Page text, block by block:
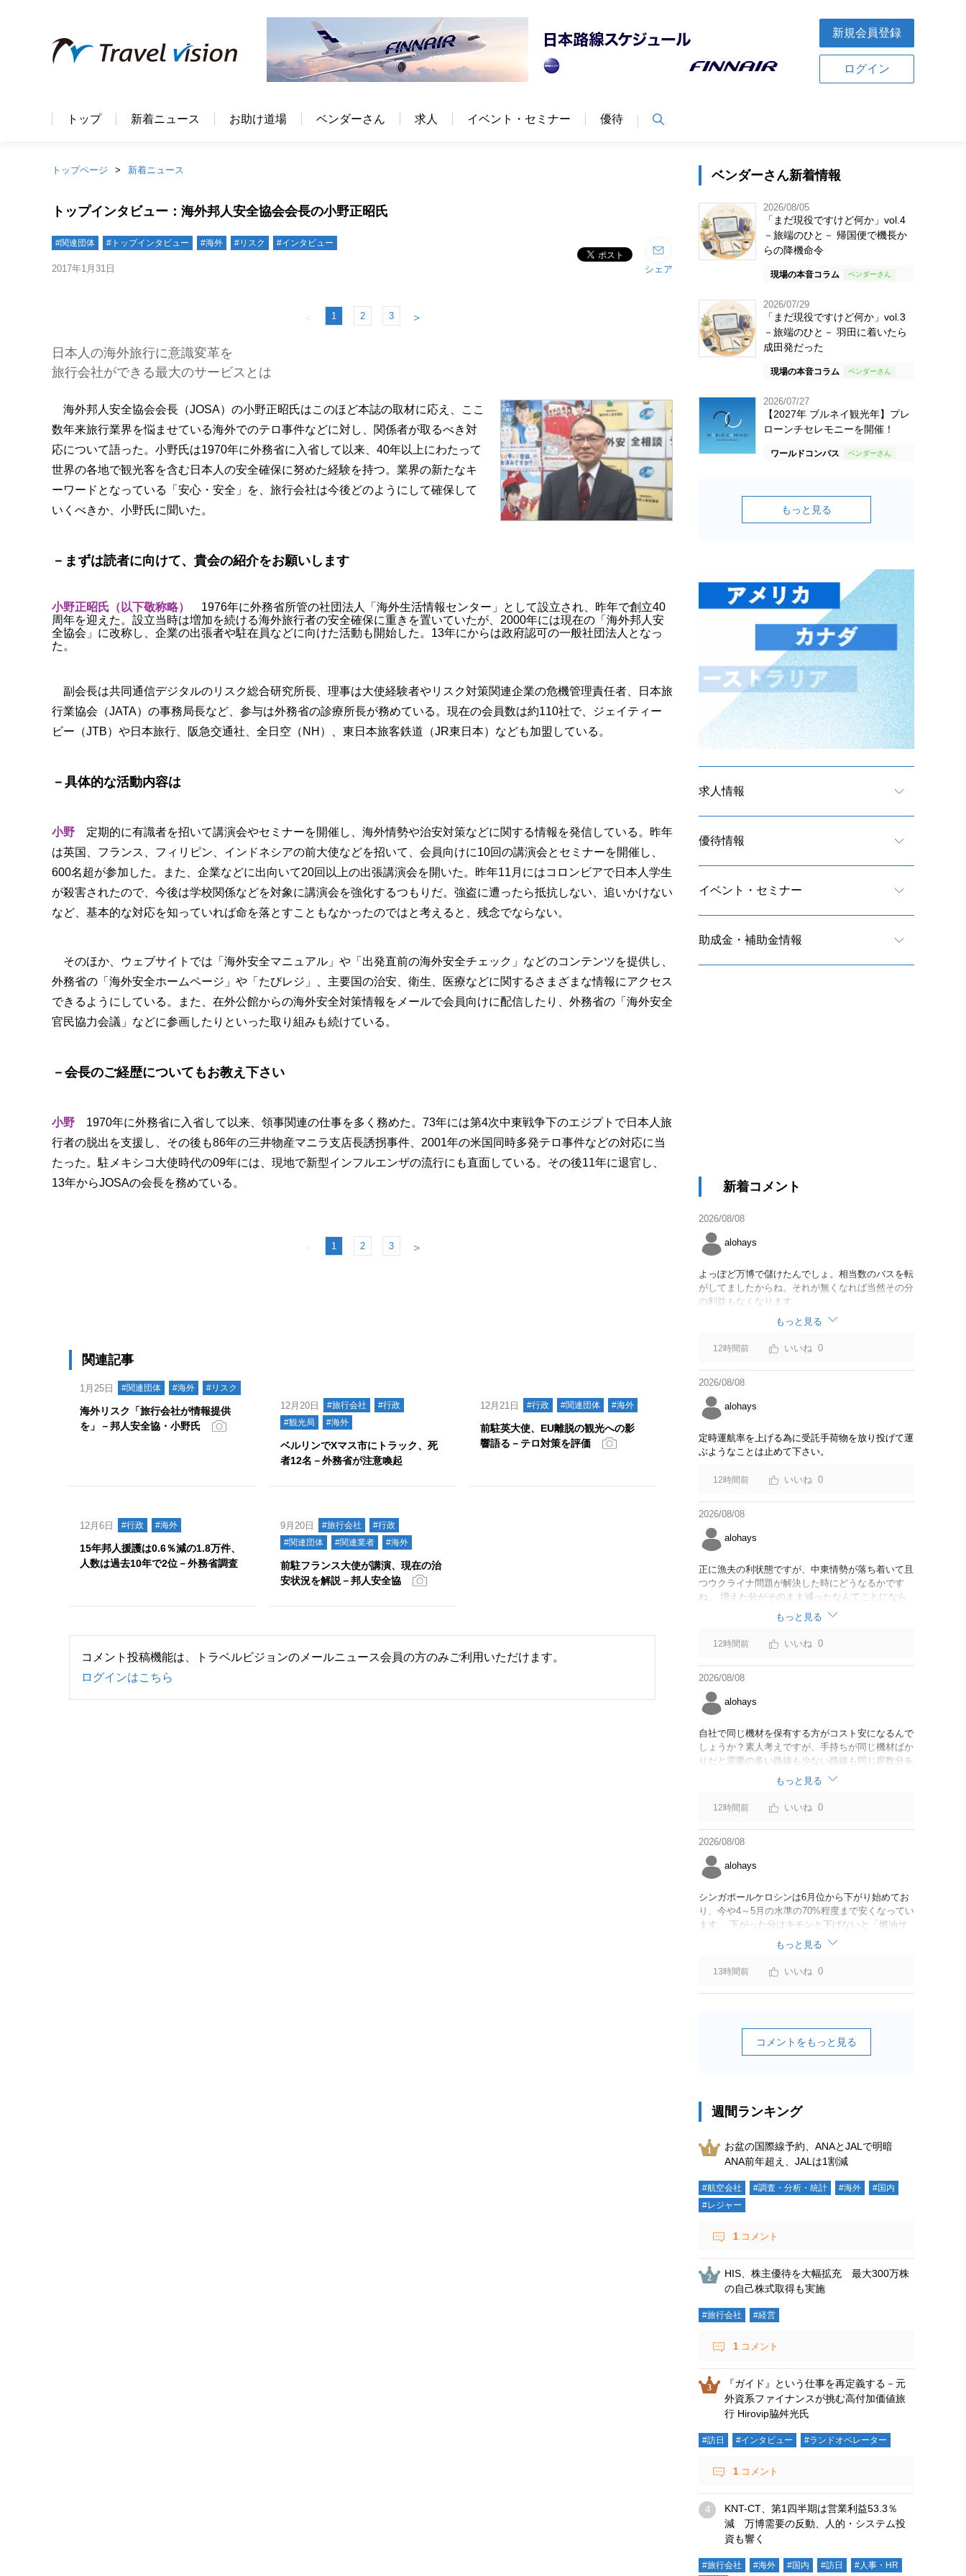
新規会員登録
ログイン
トップ 新着ニュース お助け道場 ベンダーさん 求人 イベント・セミナー 優待
トップページ 新着ニュース
トップインタビュー：海外邦人安全協会会長の小野正昭氏
#関連団体 #トップインタビュー #海外 #リスク #インタビュー
2017年1月31日 シェア
＜ 1 2 3 ＞
日本人の海外旅行に意識変革を
旅行会社ができる最大のサービスとは
海外邦人安全協会会長（JOSA）の小野正昭氏はこのほど本誌の取材に応え、ここ
数年来旅行業界を悩ませている海外でのテロ事件などに対し、関係者が取るべき対
応について語った。小野氏は1970年に外務省に入省して以来、40年以上にわたって
世界の各地で観光客を含む日本人の安全確保に努めた経験を持つ。業界の新たなキ
ーワードとなっている「安心・安全」を、旅行会社は今後どのようにして確保して
いくべきか、小野氏に聞いた。
－まずは読者に向けて、貴会の紹介をお願いします
小野正昭氏（以下敬称略）
1976年に外務省所管の社団法人「海外生活情報センター」として設立され、昨年で創立40
周年を迎えた。設立当時は増加を続ける海外旅行者の安全確保に重きを置いていたが、2000年には現在の「海外邦人安
全協会」に改称し、企業の出張者や駐在員などに向けた活動も開始した。13年にからは政府認可の一般社団法人となっ
た。
副会長は共同通信デジタルのリスク総合研究所長、理事は大使経験者やリスク対策関連企業の危機管理責任者、日本旅
行業協会（JATA）の事務局長など、参与は外務省の診療所長が務めている。現在の会員数は約110社で、ジェイティー
ビー（JTB）や日本旅行、阪急交通社、全日空（NH）、東日本旅客鉄道（JR東日本）なども加盟している。
－具体的な活動内容は
小野 定期的に有識者を招いて講演会やセミナーを開催し、海外情勢や治安対策などに関する情報を発信している。昨年
は英国、フランス、フィリピン、インドネシアの前大使などを招いて、会員向けに10回の講演会とセミナーを開催し、
600名超が参加した。また、企業などに出向いて20回以上の出張講演会を開いた。昨年11月にはコロンビアで日本人学生
が殺害されたので、今後は学校関係などを対象に講演会を強化するつもりだ。強盗に遭ったら抵抗しない、追いかけない
など、基本的な対応を知っていれば命を落とすこともなかったのではと考えると、残念でならない。
そのほか、ウェブサイトでは「海外安全マニュアル」や「出発直前の海外安全チェック」などのコンテンツを提供し、
外務省の「海外安全ホームページ」や「たびレジ」、主要国の治安、衛生、医療などに関するさまざまな情報にアクセス
できるようにしている。また、在外公館からの海外安全対策情報をメールで会員向けに配信したり、外務省の「海外安全
官民協力会議」などに参画したりといった取り組みも続けている。
－会長のご経歴についてもお教え下さい
小野 1970年に外務省に入省して以来、領事関連の仕事を多く務めた。73年には第4次中東戦争下のエジプトで日本人旅
行者の脱出を支援し、その後も86年の三井物産マニラ支店長誘拐事件、2001年の米国同時多発テロ事件などの対応に当
たった。駐メキシコ大使時代の09年には、現地で新型インフルエンザの流行にも直面している。その後11年に退官し、
13年からJOSAの会長を務めている。
＜ 1 2 3 ＞
関連記事
1月25日 #関連団体 #海外 #リスク
海外リスク「旅行会社が情報提供
を」－邦人安全協・小野氏
12月20日 #旅行会社
#行政
#観光局
#海外
ベルリンでXマス市にトラック、死
者12名－外務省が注意喚起
12月21日 #行政 #関連団体 #海外
前駐英大使、EU離脱の観光への影
響語る－テロ対策を評価
12月6日 #行政 #海外
15年邦人援護は0.6％減の1.8万件、
人数は過去10年で2位－外務省調査
9月20日 #旅行会社
#行政
#関連団体
#関連業者 #海外
前駐フランス大使が講演、現在の治
安状況を解説－邦人安全協
コメント投稿機能は、トラベルビジョンのメールニュース会員の方のみご利用いただけます。
ログインはこちら
ベンダーさん新着情報
2026/08/05
「まだ現役ですけど何か」vol.4
－旅端のひと－ 帰国便で機長か
らの降機命令
現場の本音コラム
2026/07/29
「まだ現役ですけど何か」vol.3
－旅端のひと－ 羽田に着いたら
成田発だった
現場の本音コラム
2026/07/27
【2027年 ブルネイ観光年】プレ
ローンチセレモニーを開催！
ワールドコンパス
もっと見る
求人情報
優待情報
イベント・セミナー
助成金・補助金情報
新着コメント
2026/08/08
alohays
よっぽど万博で儲けたんでしょ。相当数のバスを転
がしてましたからね。それが無くなれば当然その分
の利益もなくなります。
もっと見る
12時間前 0
2026/08/08
alohays
定時運航率を上げる為に受託手荷物を放り投げて運
ぶようなことは止めて下さい。
12時間前 0
2026/08/08
alohays
正に漁夫の利状態ですが、中東情勢が落ち着いて且
つウクライナ問題が解決した時にどうなるかです
ね。 増えた分がそのまま減ったなんてことになら
なければいいですが。
もっと見る
12時間前 0
2026/08/08
alohays
自社で同じ機材を保有する方がコスト安になるんで
しょうか？素人考えですが、手持ちが同じ機材ばか
りだと需要の多い路線も少ない路線も同じ席数分を
供給することになるので、需要が多い路線には大型
機材を当て、少ない路線には小型機材を当てるな
ど、席数を調整するにはリース契約の方が対応しや
すいと思いました。
もっと見る
12時間前 0
2026/08/08
alohays
シンガポールケロシンは6月位から下がり始めてお
り、今や4～5月の水準の70%程度まで安くなってい
ます。 下がった分はキチンと下げないと「燃油サ
ーチャージ＝利益」と判断されますよ。
もっと見る
13時間前 0
コメントをもっと見る
週間ランキング
お盆の国際線予約、ANAとJALで明暗
ANA前年超え、JALは1割減
#航空会社 #調査・分析・統計 #海外
#国内
#レジャー
1 コメント
HIS、株主優待を大幅拡充 最大300万株
の自己株式取得も実施
#旅行会社 #経営
1 コメント
『ガイド』という仕事を再定義する－元
外資系ファイナンスが挑む高付加価値旅
行 Hirovip脇舛光氏
#訪日 #インタビュー #ランドオペレーター
1 コメント
KNT-CT、第1四半期は営業利益53.3％
減 万博需要の反動、人的・システム投
資も響く
#旅行会社 #海外 #国内 #訪日 #人事・HR